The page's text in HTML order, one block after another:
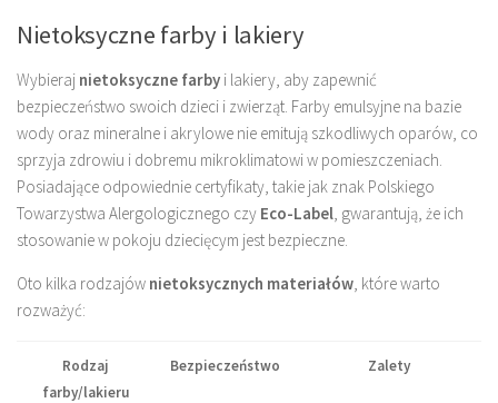
Nietoksyczne farby i lakiery
Wybieraj nietoksyczne farby i lakiery, aby zapewnić
bezpieczeństwo swoich dzieci i zwierząt. Farby emulsyjne na bazie
wody oraz mineralne i akrylowe nie emitują szkodliwych oparów, co
sprzyja zdrowiu i dobremu mikroklimatowi w pomieszczeniach.
Posiadające odpowiednie certyfikaty, takie jak znak Polskiego
Towarzystwa Alergologicznego czy Eco-Label , gwarantują, że ich
stosowanie w pokoju dziecięcym jest bezpieczne.
Oto kilka rodzajów nietoksycznych materiałów , które warto
rozważyć:
Rodzaj
farby/lakieru
Bezpieczeństwo Zalety